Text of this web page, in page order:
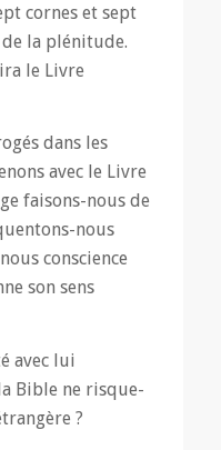
cornes et sept
la plénitude.
le Livre
dans les
avec le Livre
faisons-nous de
nous
conscience
son sens
avec lui
Bible ne risque-
?